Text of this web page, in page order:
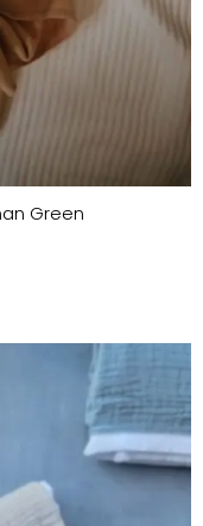
Green